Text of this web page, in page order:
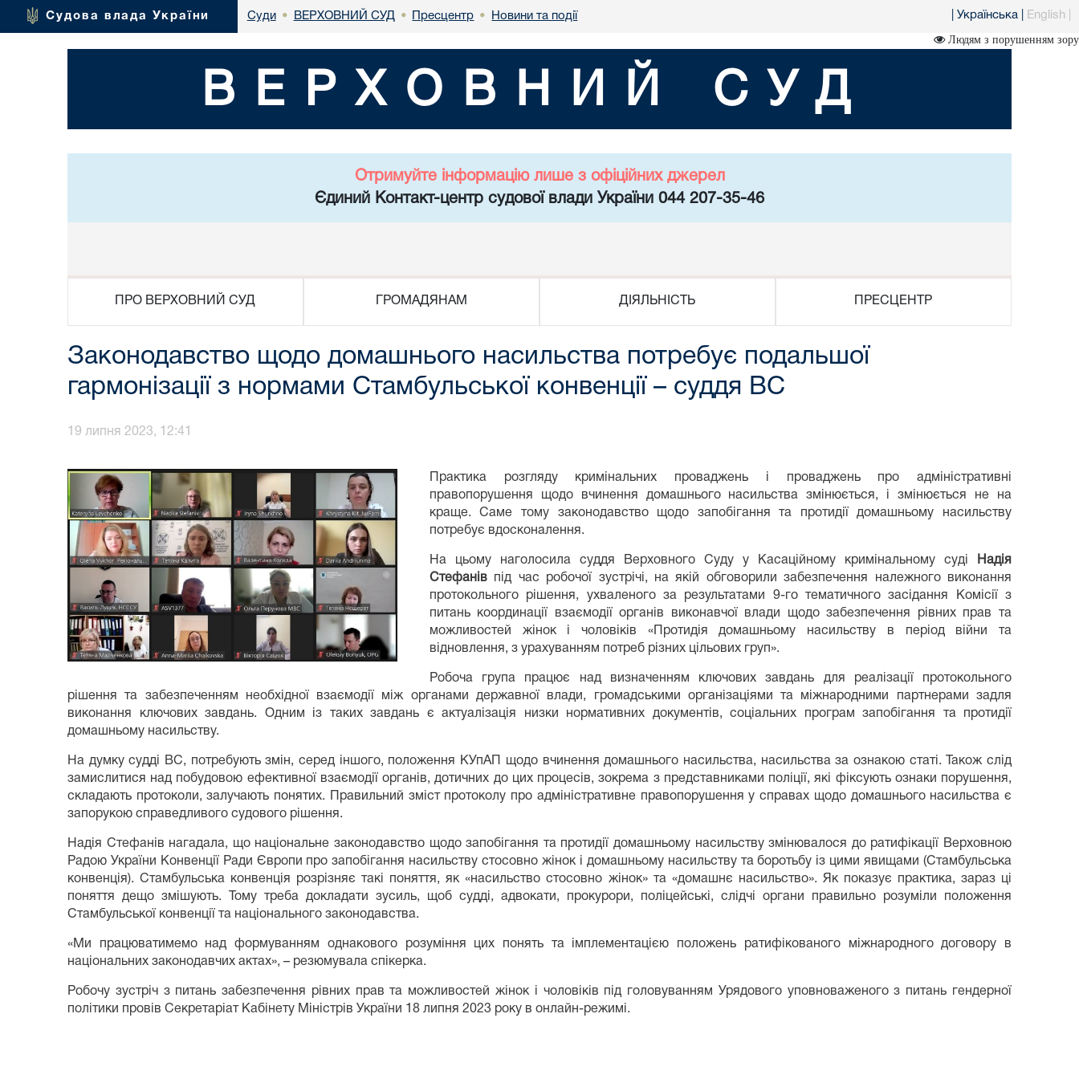
Судова влада України Суди • ВЕРХОВНИЙ СУД • Пресцентр • Новини та події Українська English
Людям з порушенням зору
ВЕРХОВНИЙ СУД
Отримуйте інформацію лише з офіційних джерел
Єдиний Контакт-центр судової влади України 044 207-35-46
ПРО ВЕРХОВНИЙ СУД ГРОМАДЯНАМ ДІЯЛЬНІСТЬ ПРЕСЦЕНТР
Законодавство щодо домашнього насильства потребує подальшої
гармонізації з нормами Стамбульської конвенції – суддя ВС
19 липня 2023, 12:41
Практика розгляду кримінальних проваджень і проваджень про адміністративні
правопорушення щодо вчинення домашнього насильства змінюється, і змінюється не на
краще. Саме тому законодавство щодо запобігання та протидії домашньому насильству
потребує вдосконалення.
На цьому наголосила суддя Верховного Суду у Касаційному кримінальному суді
Надія
Стефанівпід час робочої зустрічі, на якій обговорили забезпечення належного виконання
протокольного рішення, ухваленого за результатами 9-го тематичного засідання Комісії з
питань координації взаємодії органів виконавчої влади щодо забезпечення рівних прав та
можливостей жінок і чоловіків «Протидія домашньому насильству в період війни та
відновлення, з урахуванням потреб різних цільових груп».
Робоча група працює над визначенням ключових завдань для реалізації протокольного
рішення та забезпеченням необхідної взаємодії між органами державної влади, громадськими організаціями та міжнародними партнерами задля
виконання ключових завдань. Одним із таких завдань є актуалізація низки нормативних документів, соціальних програм запобігання та протидії
домашньому насильству.
На думку судді ВС, потребують змін, серед іншого, положення КУпАП щодо вчинення домашнього насильства, насильства за ознакою статі. Також слід
замислитися над побудовою ефективної взаємодії органів, дотичних до цих процесів, зокрема з представниками поліції, які фіксують ознаки порушення,
складають протоколи, залучають понятих. Правильний зміст протоколу про адміністративне правопорушення у справах щодо домашнього насильства є
запорукою справедливого судового рішення.
Надія Стефанів нагадала, що національне законодавство щодо запобігання та протидії домашньому насильству змінювалося до ратифікації Верховною
Радою України Конвенції Ради Європи про запобігання насильству стосовно жінок і домашньому насильству та боротьбу із цими явищами (Стамбульська
конвенція). Стамбульська конвенція розрізняє такі поняття, як «насильство стосовно жінок» та «домашнє насильство». Як показує практика, зараз ці
поняття дещо змішують. Тому треба докладати зусиль, щоб судді, адвокати, прокурори, поліцейські, слідчі органи правильно розуміли положення
Стамбульської конвенції та національного законодавства.
«Ми працюватимемо над формуванням однакового розуміння цих понять та імплементацією положень ратифікованого міжнародного договору в
національних законодавчих актах», – резюмувала спікерка.
Робочу зустріч з питань забезпечення рівних прав та можливостей жінок і чоловіків під головуванням Урядового уповноваженого з питань гендерної
політики провів Секретаріат Кабінету Міністрів України 18 липня 2023 року в онлайн-режимі.